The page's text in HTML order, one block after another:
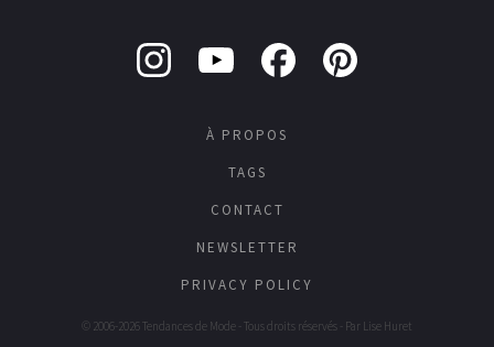
À PROPOS
TAGS
CONTACT
NEWSLETTER
PRIVACY POLICY
© 2006-2026 Tendances de Mode - Tous droits réservés - Par Lise Huret